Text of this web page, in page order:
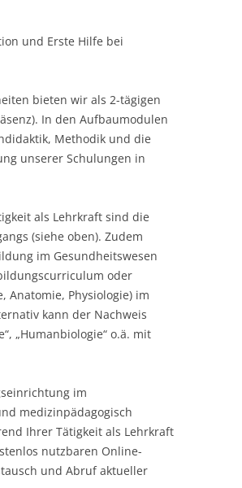
und Erste Hilfe bei
bieten wir als 2-tägigen
In den Aufbaumodulen
Methodik und die
unserer Schulungen in
als Lehrkraft sind die
(siehe oben). Zudem
im Gesundheitswesen
oder
Anatomie, Physiologie) im
kann der Nachweis
„Humanbiologie“ o.ä. mit
im
medizinpädagogisch
Ihrer Tätigkeit als Lehrkraft
nutzbaren Online-
und Abruf aktueller